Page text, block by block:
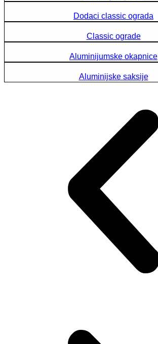
Dodaci classic ograda
Classic ograde
Aluminijumske okapnice
Aluminijske saksije